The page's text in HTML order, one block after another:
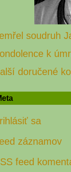
soudruh
k
doručené
sa
záznamov
feed